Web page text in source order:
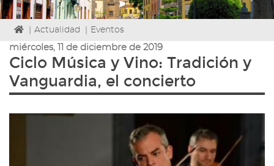
Icono
de
para
ir
página
Actualidad Eventos
miércoles, 11 de diciembre de 2019
Ciclo Música y Vino: Tradición y
Vanguardia, el concierto